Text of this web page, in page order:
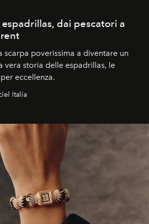
dai pescatori a
scarpa poverissima a diventare un
vera storia delle espadrillas, le
eccellenza.
Italia